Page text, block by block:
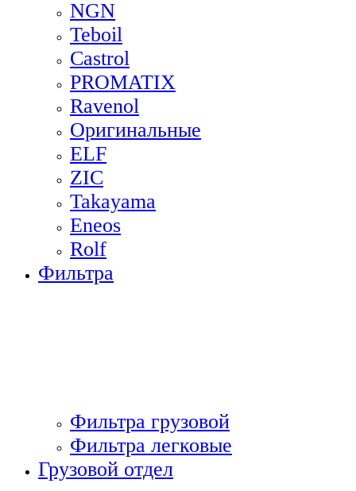
NGN
Teboil
Castrol
PROMATIX
Ravenol
Оригинальные
ELF
ZIC
Takayama
Eneos
Rolf
Фильтра
Фильтра грузовой
Фильтра легковые
Грузовой отдел